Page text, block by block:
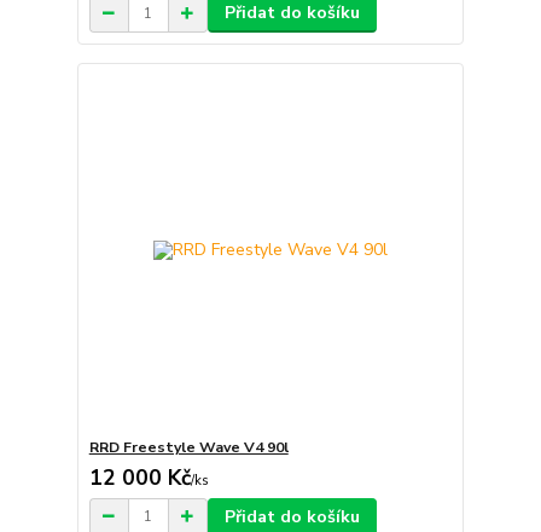
Přidat do košíku
RRD Freestyle Wave V4 90l
12 000 Kč/ks
Přidat do košíku